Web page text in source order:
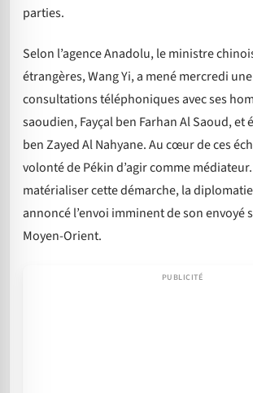
parties.
Selon l’agence Anadolu, le ministre
étrangères, Wang Yi, a mené mercredi
consultations téléphoniques avec ses
saoudien, Fayçal ben Farhan Al Saoud, et
ben Zayed Al Nahyane. Au cœur de ces
volonté de Pékin d’agir comme
matérialiser cette démarche, la
annoncé l’envoi imminent de son envoyé
Moyen-Orient.